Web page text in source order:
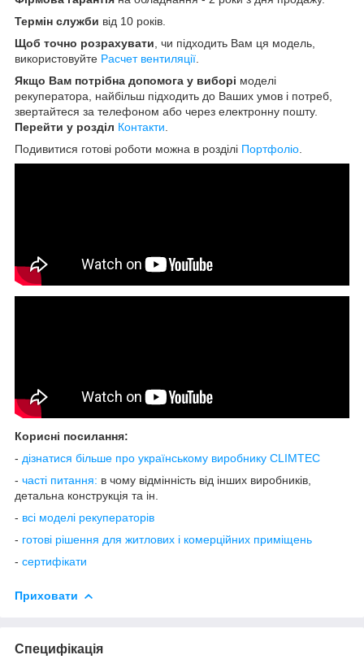
Термін служби від 10 років.
Щоб точно розрахувати , чи підходить Вам ця модель,
використовуйте Расчет вентиляції
Якщо Вам потрібна допомога у виборі моделі
рекуператора, найбільш підходить до Ваших умов і потреб,
звертайтеся за телефоном або через електронну пошту.
Перейти у розділ Контакти
Подивитися готові роботи можна в розділі Портфоліо
Корисні посилання:
- дізнатися більше про українському виробнику CLIMTEC
- часті питання: в чому відмінність від інших виробників,
детальна конструкція та ін.
- всі моделі рекуператорів
- готові рішення для житлових і комерційних приміщень
- сертифікати
Приховати
Специфікація